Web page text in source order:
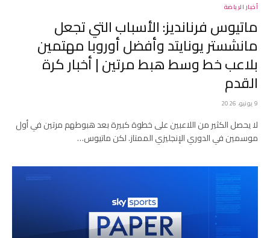
أخبار الرياضة
ماتيوس فرنانديز: الأسباب التي تجعل
مانشستر يونايتد وأفضل أوروبا مهتمين
بلاعب خط وسط هبط مرتين | أخبار كرة
القدم
9 يونيو، 2026
لا يحصل الكثير من اللاعبين على خطوة كبيرة بعد هبوطهم مرتين في أول
موسمين في الدوري الإنجليزي الممتاز. لكن ماتيوس…